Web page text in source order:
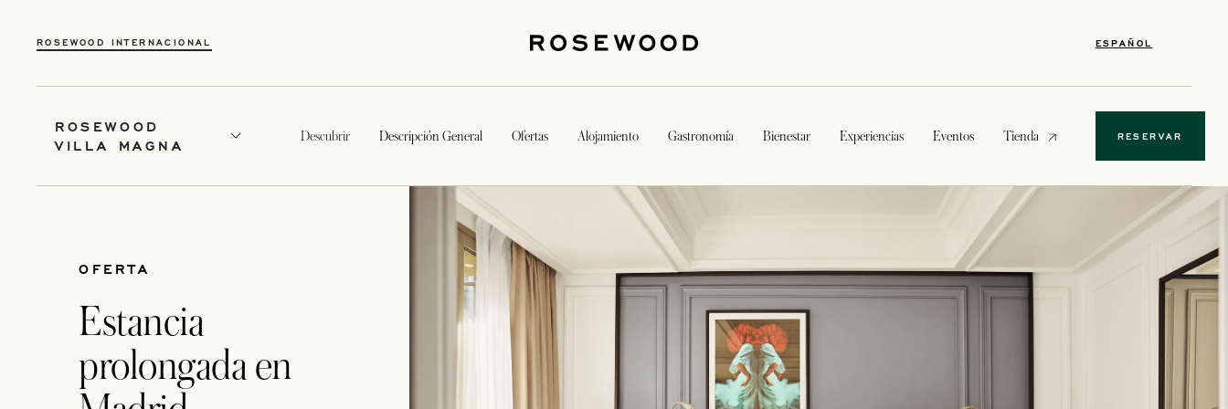
ROSEWOOD INTERNACIONAL ESPAÑOL
ROSEWOOD
VILLA MAGNA
Descubrir Descripción General Ofertas Alojamiento Gastronomía Bienestar Experiencias Eventos Tiendase abre en una pestaña nueva
RESERVAR
OFERTA
Estancia
prolongada en